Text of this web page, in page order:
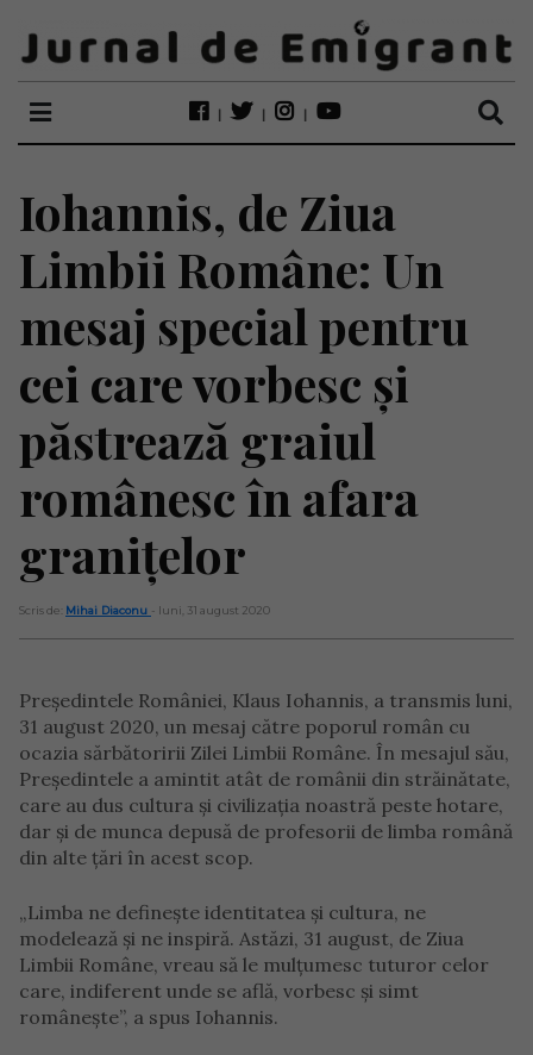
Iohannis, de Ziua
Limbii Române: Un
mesaj special pentru
cei care vorbesc și
păstrează graiul
românesc în afara
granițelor
Scris de: Mihai Diaconu - luni, 31 august 2020
Președintele României, Klaus Iohannis, a transmis luni,
31 august 2020, un mesaj către poporul român cu
ocazia sărbătoririi Zilei Limbii Române. În mesajul său,
Președintele a amintit atât de românii din străinătate,
care au dus cultura și civilizația noastră peste hotare,
dar și de munca depusă de profesorii de limba română
din alte țări în acest scop.
„Limba ne definește identitatea și cultura, ne
modelează și ne inspiră. Astăzi, 31 august, de Ziua
Limbii Române, vreau să le mulțumesc tuturor celor
care, indiferent unde se află, vorbesc și simt
românește”, a spus Iohannis.